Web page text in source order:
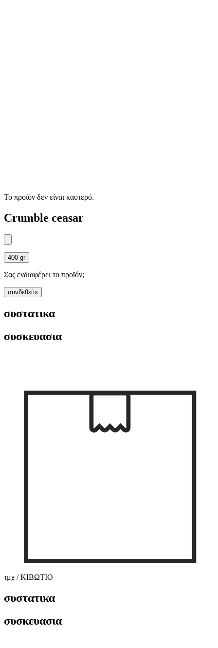
Το προϊόν δεν είναι καυτερό.
Crumble ceasar
400 gr
Σας ενδιαφέρει το προϊόν;
συνδεθείτε
συστατικα
συσκευασια
τμχ / ΚΙΒΩΤΙΟ
συστατικα
συσκευασια